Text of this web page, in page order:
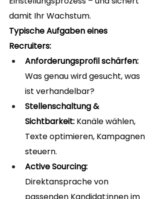
damit Ihr Wachstum.
Typische Aufgaben eines
Recruiters:
Anforderungsprofil schärfen:
Was genau wird gesucht, was
ist verhandelbar?
Stellenschaltung &
Sichtbarkeit: Kanäle wählen,
Texte optimieren, Kampagnen
steuern.
Active Sourcing:
Direktansprache von